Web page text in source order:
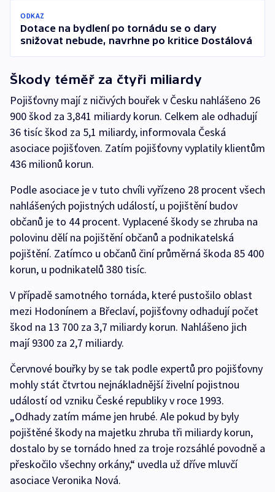
ODKAZ
Dotace na bydlení po tornádu se o dary
snižovat nebude, navrhne po kritice Dostálová
Škody téměř za čtyři miliardy
Pojišťovny mají z ničivých bouřek v Česku nahlášeno 26
900 škod za 3,841 miliardy korun. Celkem ale odhadují
36 tisíc škod za 5,1 miliardy, informovala Česká
asociace pojišťoven. Zatím pojišťovny vyplatily klientům
436 milionů korun.
Podle asociace je v tuto chvíli vyřízeno 28 procent všech
nahlášených pojistných událostí, u pojištění budov
občanů je to 44 procent. Vyplacené škody se zhruba na
polovinu dělí na pojištění občanů a podnikatelská
pojištění. Zatímco u občanů činí průměrná škoda 85 400
korun, u podnikatelů 380 tisíc.
V případě samotného tornáda, které pustošilo oblast
mezi Hodonínem a Břeclaví, pojišťovny odhadují počet
škod na 13 700 za 3,7 miliardy korun. Nahlášeno jich
mají 9300 za 2,7 miliardy.
Červnové bouřky by se tak podle expertů pro pojišťovny
mohly stát čtvrtou nejnákladnější živelní pojistnou
událostí od vzniku České republiky v roce 1993.
„Odhady zatím máme jen hrubé. Ale pokud by byly
pojištěné škody na majetku zhruba tři miliardy korun,
dostalo by se tornádo hned za troje rozsáhlé povodně a
přeskočilo všechny orkány,“ uvedla už dříve mluvčí
asociace Veronika Nová.